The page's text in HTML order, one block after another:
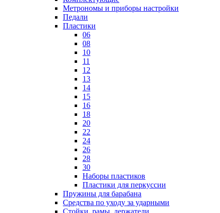
Метрономы и приборы настройки
Педали
Пластики
06
08
10
11
12
13
14
15
16
18
20
22
24
26
28
30
Наборы пластиков
Пластики для перкуссии
Пружины для барабана
Средства по уходу за ударными
Стойки, рамы, держатели